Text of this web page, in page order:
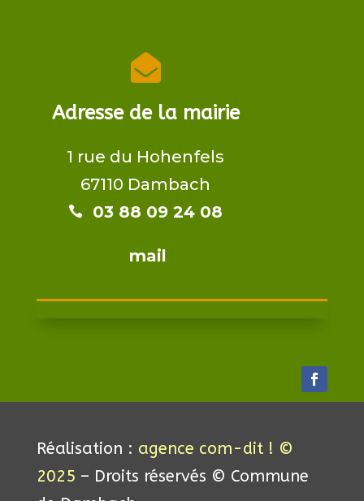

Adresse de la mairie
1 rue du Hohenfels
67110 Dambach
 03 88 09 24 08​​
mail
Réalisation : agence com-dit ! ©
2025 – Droits réservés © Commune